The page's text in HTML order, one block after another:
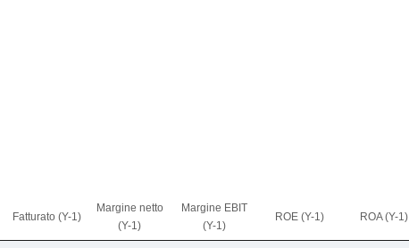
Fatturato (Y-1)
Margine netto
(Y-1)
Margine EBIT
(Y-1)
ROE (Y-1) ROA (Y-1)